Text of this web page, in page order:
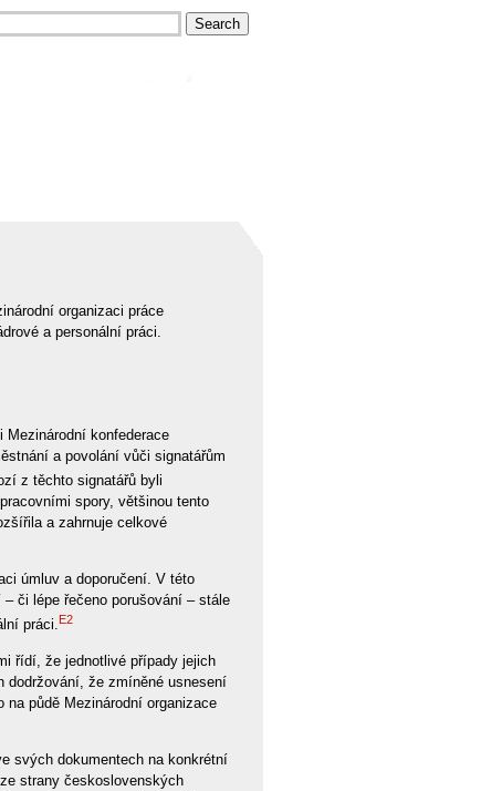
organizaci práce
a personální práci.
Mezinárodní konfederace
a povolání vůči signatářům
z těchto signatářů byli
spory, většinou tento
a zahrnuje celkové
úmluv a doporučení. V této
či lépe řečeno porušování – stále
práci. E2
řídí, že jednotlivé případy jejich
dodržování, že zmíněné usnesení
na půdě Mezinárodní organizace
svých dokumentech na konkrétní
strany československých